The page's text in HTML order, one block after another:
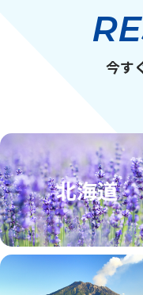
今す
北海道